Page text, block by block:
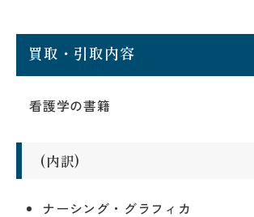
買取・引取内容
看護学の書籍
(内訳)
ナーシング・グラフィカ